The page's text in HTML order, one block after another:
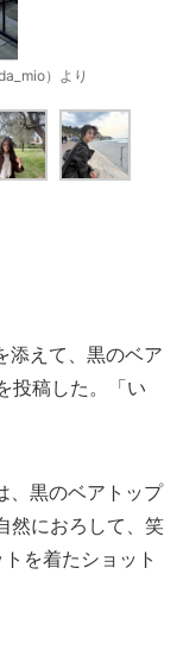
）より
添えて、黒のベア
投稿した。「い
、黒のベアトップ
然におろして、笑
を着たショット